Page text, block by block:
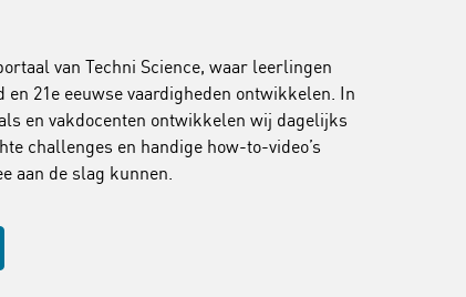
van Techni Science, waar leerlingen
21e eeuwse vaardigheden ontwikkelen. In
en vakdocenten ontwikkelen wij dagelijks
challenges en handige how-to-video’s
aan de slag kunnen.